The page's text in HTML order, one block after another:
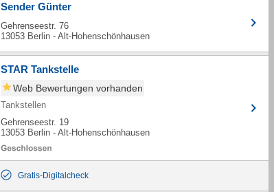
Sender Günter
Gehrenseestr. 76
13053 Berlin - Alt-Hohenschönhausen
STAR Tankstelle
Web Bewertungen vorhanden
Tankstellen
Gehrenseestr. 19
13053 Berlin - Alt-Hohenschönhausen
Gratis-Digitalcheck